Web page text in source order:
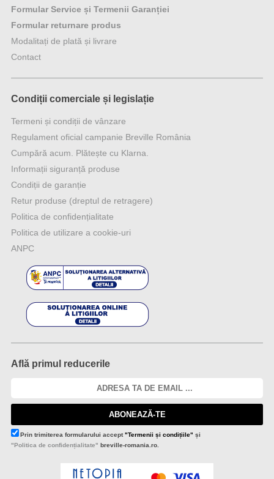
Formular Service și Termenii Garanției
Formular returnare produs
Modalitați de plată și livrare
Contact
Condiții comerciale și legislație
Termeni și condiții de vânzare
Regulament oficial campanie Breville România
Cumpără acum. Plătește cu Klarna.
Informații siguranță produse
Condiții de garanție
Retur produse (dreptul de retragere)
Politica de confidențialitate
Politica de utilizare a cookie-uri
ANPC
Află primul reducerile
ABONEAZĂ-TE
Prin trimiterea formularului accept"Termenii și condițiile" și
"Politica de confidențialitate" breville-romania.ro.